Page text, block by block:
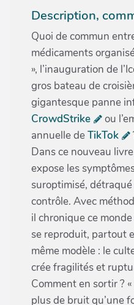
Description,
Quoi de commun
médicaments
», l’inauguration de
gros bateau de
gigantesque panne
CrowdStrike
ou
annuelle deTikTok
Dans ce nouveau
expose les
suroptimisé,
contrôle. Avec
il chronique ce
se reproduit, partout
même modèle : le
crée fragilités et
Comment en sortir ?
plus de bruit qu’une